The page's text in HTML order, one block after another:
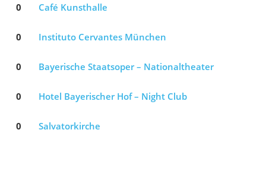
0 Café Kunsthalle
0 Instituto Cervantes München
0 Bayerische Staatsoper – Nationaltheater
0 Hotel Bayerischer Hof – Night Club
0 Salvatorkirche